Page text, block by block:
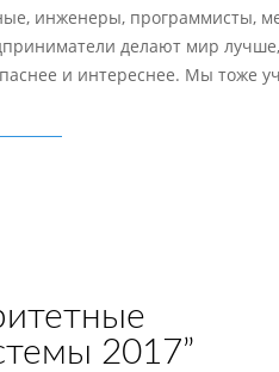
инженеры, программисты,
делают мир
и интереснее. Мы тоже
2017”